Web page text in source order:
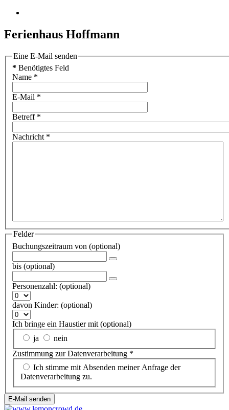
Ferienhaus Hoffmann
Eine E-Mail senden
* Benötigtes Feld
Name *
E-Mail *
Betreff*
Nachricht*
Felder
Buchungszeitraum von (optional)
bis (optional)
Personenzahl: (optional)
davon Kinder: (optional)
Ich bringe ein Haustier mit (optional)
ja
nein
Zustimmung zur Datenverarbeitung *
Ich stimme mit Absenden meiner Anfrage der
Datenverarbeitung zu.
E-Mail senden